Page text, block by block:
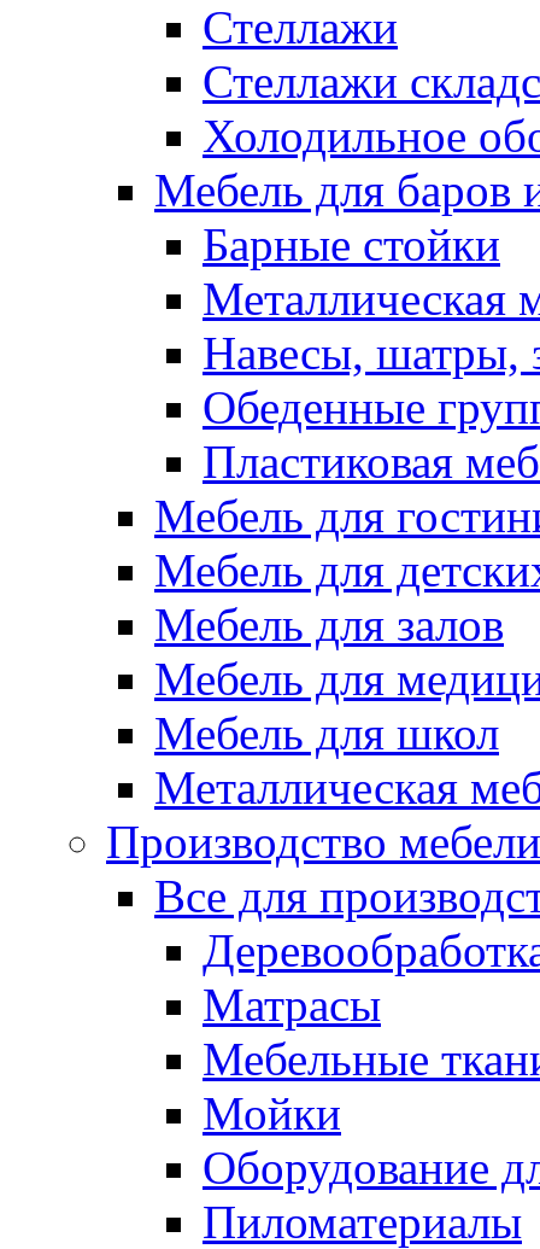
Стеллажи
Стеллажи
Холодильное
Мебель для баров
Барные стойки
Металлическая
Навесы, шатры,
Обеденные
Пластиковая
Мебель для
Мебель для
Мебель для залов
Мебель для
Мебель для школ
Металлическая
Производство мебели
Все для
Матрасы
Мебельные
Мойки
Оборудование
Пиломатериалы